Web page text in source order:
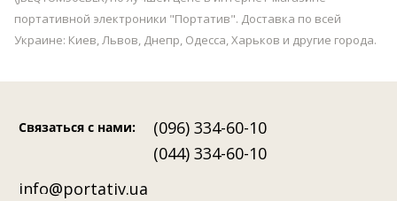
портативной электроники "Портатив". Доставка по всей
Украине: Киев, Львов, Днепр, Одесса, Харьков и другие города.
Связаться с нами:
(096) 334-60-10
(044) 334-60-10
info@portativ.ua